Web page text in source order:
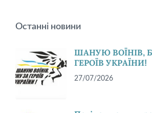
Останні новини
ШАНУЮ ВОЇНІВ,
ГЕРОЇВ УКРАЇНИ!
27/07/2026